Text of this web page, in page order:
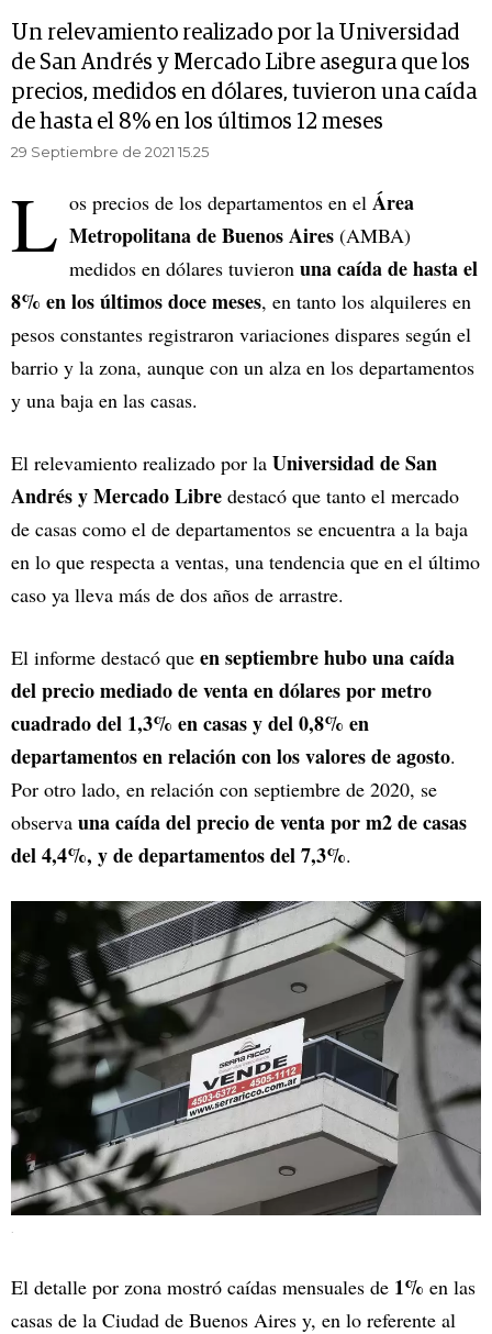
Un relevamiento realizado por la Universidad
de San Andrés y Mercado Libre asegura que los
precios, medidos en dólares, tuvieron una caída
de hasta el 8% en los últimos 12 meses
29 Septiembre de 2021 15.25
L os precios de los departamentos en el Área
Metropolitana de Buenos Aires (AMBA)
medidos en dólares tuvieron una caída de hasta el
8% en los últimos doce meses, en tanto los alquileres en
pesos constantes registraron variaciones dispares según el
barrio y la zona, aunque con un alza en los departamentos
y una baja en las casas.
El relevamiento realizado por la Universidad de San
Andrés y Mercado Libre destacó que tanto el mercado
de casas como el de departamentos se encuentra a la baja
en lo que respecta a ventas, una tendencia que en el último
caso ya lleva más de dos años de arrastre.
El informe destacó que en septiembre hubo una caída
del precio mediado de venta en dólares por metro
cuadrado del 1,3% en casas y del 0,8% en
departamentos en relación con los valores de agosto.
Por otro lado, en relación con septiembre de 2020, se
observa una caída del precio de venta por m2 de casas
del 4,4%, y de departamentos del 7,3%.
El detalle por zona mostró caídas mensuales de 1% en las
casas de la Ciudad de Buenos Aires y, en lo referente al